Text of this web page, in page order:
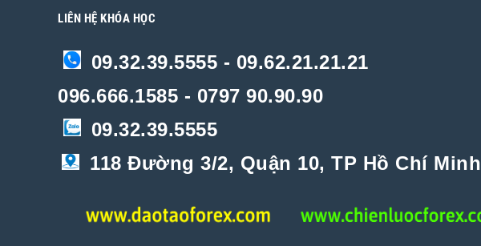
LIÊN HỆ KHÓA HỌC
09.32.39.5555 - 09.62.21.21.21
096.666.1585 - 0797 90.90.90
09.32.39.5555
118 Đường 3/2, Quận 10, TP Hồ Chí Minh